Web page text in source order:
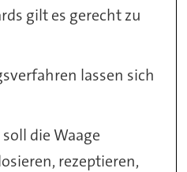
gilt es gerecht zu
lassen sich
die Waage
rezeptieren,